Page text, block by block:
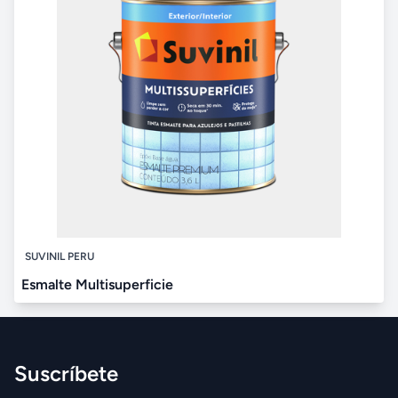
SUVINIL PERU
Esmalte Multisuperficie
Suscríbete